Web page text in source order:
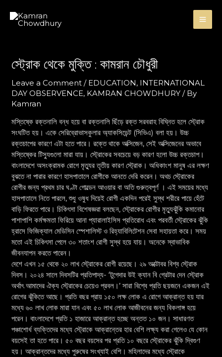
content
স্ট্রোক থেকে মুক্তি : কামরান চৌধুরী
Leave a Comment / EDUCATION, INTERNATIONAL
DAY OBSERVENCE, KAMRAN CHOWDHURY / By
Kamran
মস্তিষ্কে রক্তনালি বন্ধ হয়ে বা রক্তনালি ছিঁড়ে রক্ত সরবরাহ বিঘ্নিত হলে স্ট্রোক
সংঘটিত হয়। একে সেরিব্রোভাসকুলার অ্যাকসিডেন্ট (সিভিএ) বলা হয়। উচ্চ
রক্তচাপের কারণে এটা হতে পারে। রক্তে থাকে অক্সিজেন, সেই অক্সিজেনের অভাবে
মস্তিষ্কের টিস্যুগুলো মারা যায়। স্ট্রোকের সবচেয়ে বড় কারণ হলো উচ্চ রক্তচাপ।
বাংলাদেশে অসংক্রামক রোগে মৃত্যুর তৃতীয় কারণ স্ট্রোক। অধিকাংশ মানুষ এর লক্ষণ
বুঝতে না পারার কারণে হাসপাতালে রোগীকে আনতে দেরি করেন। অথচ স্ট্রোকের
রোগীর জন্য প্রথম চার ঘণ্টা গোল্ডেন আওয়ার বা অতি গুরুত্বপূর্ণ । এই সময়ের মধ্যে
হাসপাতালে নিতে পারলে, শুধু ওষুধ দিয়েই রোগী একদিন পরেই সুস্থ শরীরে পায়ে হেঁটে
বাড়ি ফিরতে পারে। চিকিৎসা বিশেষজ্ঞরা বলছেন, স্ট্রোকের রোগীর মৃত্যুঝুঁকি কমানোর
পাশাপাশি কর্মক্ষমতা ফিরিয়ে আনা প্যারালাইসিস প্রতিরোধ এবং পরবর্তী স্ট্রোকের ঝুঁকি
হ্রাসে ফিজিক্যাল মেডিসিন স্পেশালিস্ট ও রিহ্যাবিলিটেশন সেবা সহায়তা করে। সময়
মতো এই চিকিৎসা পেলে ৩০ শতাংশ রোগী সুস্থ হয়ে যায়। অনেকে স্বাভাবিক
জীবনযাপন করতে পারেন।
দেশে এখন ১৫ থেকে ২০ লাখ স্ট্রোকের রোগী রয়েছে। ২৯ অক্টোবর বিশ্ব স্ট্রোক
দিবস। ২০২৪ সালে দিবসটির প্রতিপাদ্য- ‘টুগেদার উই ক্যান বি গ্রেটার দেন স্ট্রোক
অর্থাৎ আমাদের ঐক্য স্ট্রোকের চেয়েও প্রবল।’ সারা বিশ্বে প্রতি ছয়জনে একজন এই
রোগের ঝুঁকিতে আছে। প্রতি বছর প্রায় ১৫০ লক্ষ লোক এ রোগে আক্রান্ত হয় যার
মধ্যে ৬০ লাখ লোক মারা যান এবং ৫০ লাখ লোক আজীবনের জন্য বিকলাঙ্গ হয়ে
পরেন। বাংলাদেশে প্রতি ১ হাজারে আক্রান্ত হচ্ছে অন্তত ১০ জন। সাধারণত
পঞ্চাশোর্ধ ব্যক্তিদের মধ্যে স্ট্রোকে আক্রান্তের হার বেশি লক্ষ্য করা গেলেও যে কোন
বয়সেই তা হতে পারে। ৫০ বছর বয়সের পর প্রতি ১০ বছরে স্ট্রোকের ঝুঁকি দ্বিগুণ
হয়। আক্রান্তদের মধ্যে পুরুষের সংখ্যাই বেশি। মহিলাদের মধ্যে স্ট্রোকে
navigation